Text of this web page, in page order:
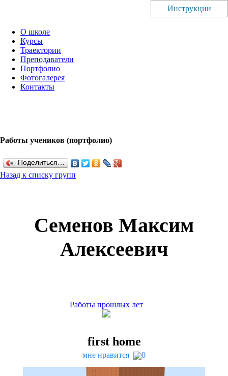
О школе
Курсы
Траектории
Преподаватели
Портфолио
Фотогалерея
Контакты
Работы учеников (портфолио)
Поделиться…
Назад к списку групп
Инструкции
Семенов Максим
Алексеевич
Работы прошлых лет
first home
мне нравится 0